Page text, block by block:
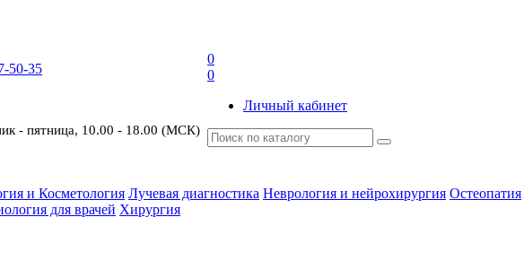
50-35
- пятница, 10.00 - 18.00 (МСК)
0
0
Личный кабинет
и Косметология Лучевая диагностика Неврология и нейрохирургия Остеопатия
для врачей Хирургия